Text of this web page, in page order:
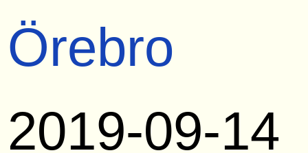
Örebro
2019-09-14